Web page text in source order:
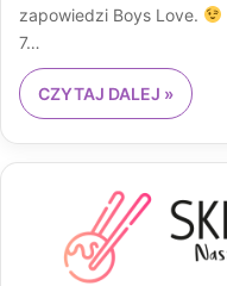
zapowiedzi Boys Love.
7…
CZYTAJ DALEJ »